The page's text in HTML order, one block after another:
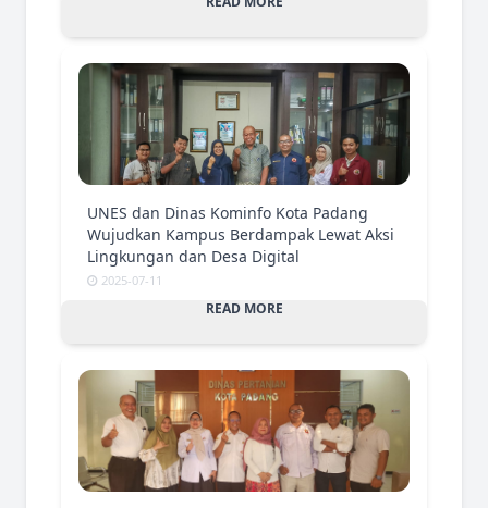
UNES dan Dinas Kominfo Kota Padang
Wujudkan Kampus Berdampak Lewat Aksi
Lingkungan dan Desa Digital
2025-07-11
READ MORE